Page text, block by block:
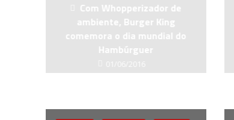
Com Whopperizador de
ambiente, Burger King
comemora o dia mundial do
Hambúrguer
01/06/2016